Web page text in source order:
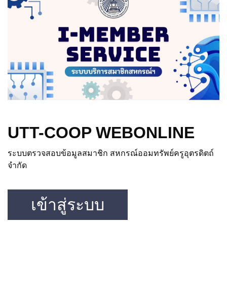
UTT-COOP WEBONLINE
ระบบตรวจสอบข้อมูลสมาชิก สหกรณ์ออมทรัพย์ครูอุตรดิตถ์
จำกัด
เข้าสู่ระบบ